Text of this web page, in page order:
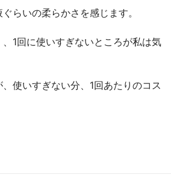
らいの柔らかさを感じます。
1回に使いすぎないところが私は気
使いすぎない分、1回あたりのコス